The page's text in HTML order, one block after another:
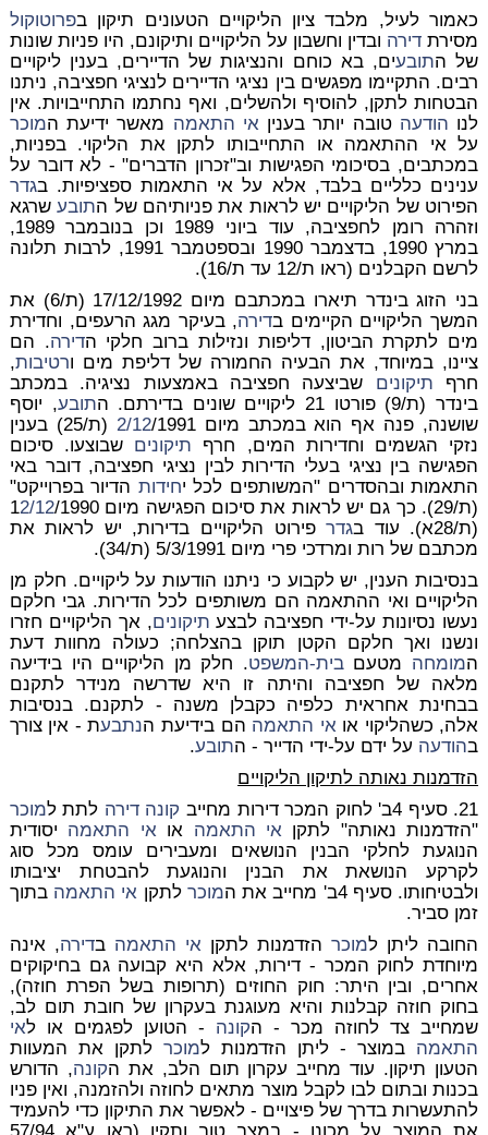
כאמור לעיל, מלבד ציון הליקויים הטעונים תיקון בפרוטוקול
מסירת דירה ובדין וחשבון על הליקויים ותיקונם, היו פניות שונות
של התובעים, בא כוחם והנציגות של הדיירים, בענין ליקויים
רבים. התקיימו מפגשים בין נציגי הדיירים לנציגי חפציבה, ניתנו
הבטחות לתקן, להוסיף ולהשלים, ואף נחתמו התחייבויות. אין
לנו הודעה טובה יותר בענין אי התאמה מאשר ידיעת המוכר
על אי ההתאמה או התחייבותו לתקן את הליקוי. בפניות,
במכתבים, בסיכומי הפגישות וב"זכרון הדברים" - לא דובר על
ענינים כלליים בלבד, אלא על אי התאמות ספציפיות. בגדר
הפירוט של הליקויים יש לראות את פניותיהם של התובעשרגא
וזהרה רומן לחפציבה, עוד ביוני 1989 וכן בנובמבר 1989,
במרץ 1990, בדצמבר 1990 ובספטמבר 1991, לרבות תלונה
לרשם הקבלנים (ראו ת/12 עד ת/16).
בני הזוג בינדר תיארו במכתבם מיום 17/12/1992 (ת/6) את
המשך הליקויים הקיימים בדירה, בעיקר מגג הרעפים, וחדירת
מים לתקרת הביטון, דליפות ונזילות ברוב חלקי הדירה. הם
ציינו, במיוחד, את הבעיה החמורה של דליפת מים ורטיבות,
חרף תיקונים שביצעה חפציבה באמצעות נציגיה. במכתב
בינדר (ת/9) פורטו 21 ליקויים שונים בדירתם. ה
תובע, יוסף
שושנה, פנה אף הוא במכתב מיום
2/12
/1991 (ת/25) בענין
נזקי הגשמים וחדירות המים, חרף תיקונים שבוצעו. סיכום
הפגישה בין נציגי בעלי הדירות לבין נציגי חפציבה, דובר באי
התאמות ובהסדרים "המשותפים לכל יחידות הדיור בפרוייקט"
(ת/29). כך גם יש לראות את סיכום הפגישה מיום 1
2/12/1990
(ת/28א). עוד ב
גדרפירוט הליקויים בדירות, יש לראות את
מכתבם של רות ומרדכי פרי מיום 5/3/1991 (ת/34).
בנסיבות הענין, יש לקבוע כי ניתנו הודעות על ליקויים. חלק מן
הליקויים ואי ההתאמה הם משותפים לכל הדירות. גבי חלקם
נעשו נסיונות על-ידי חפציבה לבצע תיקונים, אך הליקויים חזרו
ונשנו ואך חלקם הקטן תוקן בהצלחה; כעולה מחוות דעת
המומחה מטעםבית-המשפט. חלק מן הליקויים היו בידיעה
מלאה של חפציבה והיתה זו היא שדרשה מנידר לתקנם
בבחינת אחראית כלפיה כקבלן משנה - לתקנם. בנסיבות
אלה, כשהליקוי או אי התאמה הם בידיעת הנתבעת - אין צורך
בהודעה על ידם על-ידי הדייר - התובע.
הזדמנות נאותה לתיקון הליקויים
21. סעיף 4ב' לחוק המכר דירות מחייב
קונה דירה לתת למוכר
"הזדמנות נאותה" לתקן אי התאמה או אי התאמה יסודית
הנוגעת לחלקי הבנין הנושאים ומעבירים עומס מכל סוג
לקרקע הנושאת את הבנין והנוגעת להבטחת יציבותו
ולבטיחותו. סעיף 4ב' מחייב את ה
מוכר לתקן אי התאמה בתוך
זמן סביר.
החובה ליתן למוכרהזדמנות לתקן אי התאמה בדירה, אינה
מיוחדת לחוק המכר - דירות, אלא היא קבועה גם בחיקוקים
אחרים, ובין היתר: חוק החוזים (תרופות בשל הפרת חוזה),
בחוק חוזה קבלנות והיא מעוגנת בעקרון של חובת תום לב,
שמחייב צד לחוזה מכר - הקונה - הטוען לפגמים או לאי
התאמה במוצר - ליתן הזדמנות למוכר לתקן את המעוות
הטעון תיקון. עוד מחייב עקרון תום הלב, את הקונה, הדורש
בכנות ובתום לבו לקבל מוצר מתאים לחוזה ולהזמנה, ואין פניו
להתעשרות בדרך של פיצויים - לאפשר את התיקון כדי להעמיד
את המוצר על מכונו - במצב טוב ותקין (ראו ע"א 57/94